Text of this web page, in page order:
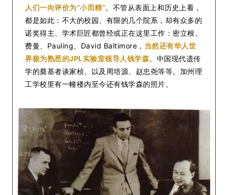
人们一向评价为“小而精”。不管从表面上和历史上看，
都是如此：不大的校园、有限的几个院系，却有众多的
诺奖得主、学术巨匠都曾经或正在这里工作：密立根、
费曼、Pauling、David Baltimore， 当然还有华人世
界极为熟悉的JPL实验室领导人钱学森 、中国现代遗传
学的奠基者谈家桢、以及周培源、赵忠尧等等。加州理
工学校里有一幢楼内至今还有钱学森的照片。